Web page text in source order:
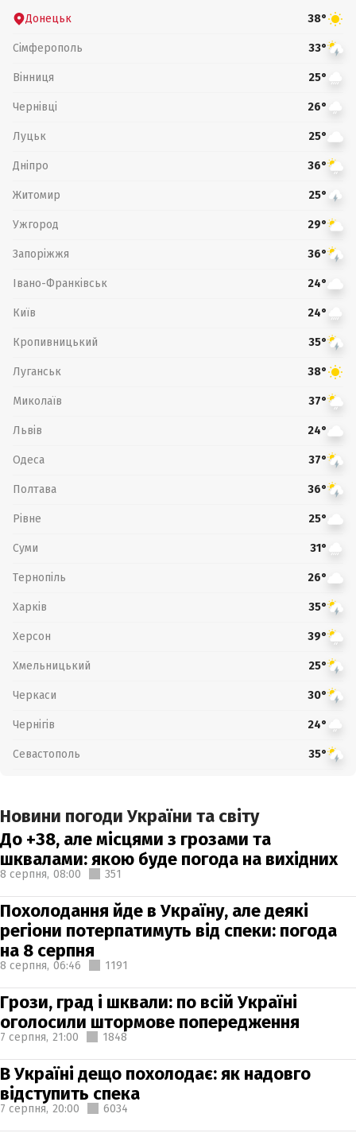
Донецьк 38°
Сімферополь 33°
Вінниця 25°
Чернівці 26°
Луцьк 25°
Дніпро 36°
Житомир 25°
Ужгород 29°
Запоріжжя 36°
Івано-Франківськ 24°
Київ 24°
Кропивницький 35°
Луганськ 38°
Миколаїв 37°
Львів 24°
Одеса 37°
Полтава 36°
Рівне 25°
Суми 31°
Тернопіль 26°
Харків 35°
Херсон 39°
Хмельницький 25°
Черкаси 30°
Чернігів 24°
Севастополь 35°
Новини погоди України та світу
До +38, але місцями з грозами та
шквалами: якою буде погода на вихідних
8 серпня, 08:00 351
Похолодання йде в Україну, але деякі
регіони потерпатимуть від спеки: погода
на 8 серпня
8 серпня, 06:46 1191
Грози, град і шквали: по всій Україні
оголосили штормове попередження
7 серпня, 21:00 1848
В Україні дещо похолодає: як надовго
відступить спека
7 серпня, 20:00 6034